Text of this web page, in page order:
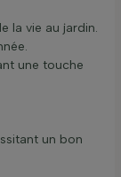
la vie au jardin.
une touche
un bon